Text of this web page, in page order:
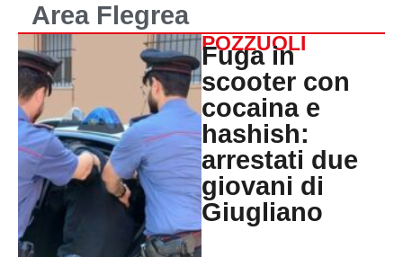
Area Flegrea
POZZUOLI
Fuga in
scooter con
cocaina e
hashish:
arrestati due
giovani di
Giugliano